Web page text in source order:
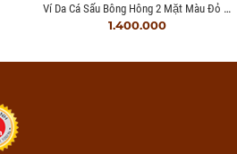
Ví Da Cá Sấu Bông Hông 2 Mặt Màu Đỏ Đậm
1.400.000